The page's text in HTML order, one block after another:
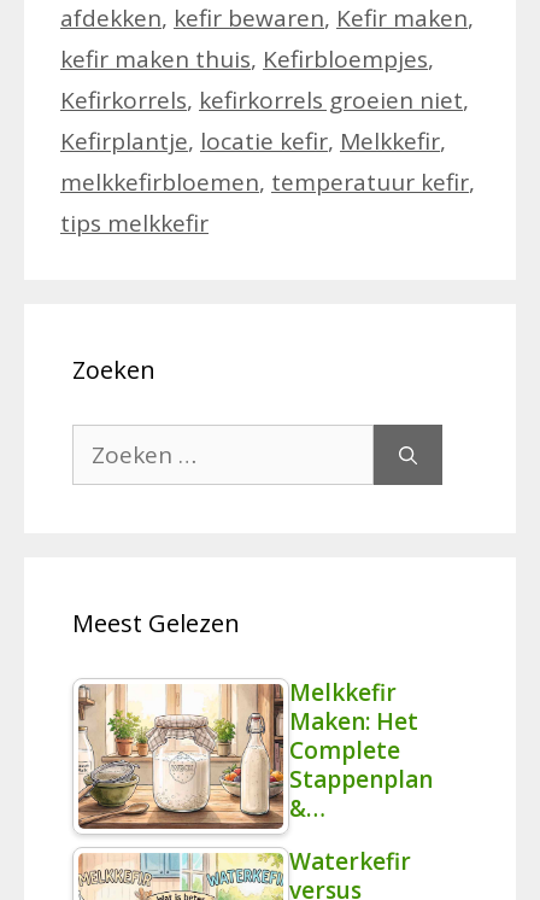
afdekken, kefir bewaren, Kefir maken,
kefir maken thuis, Kefirbloempjes,
Kefirkorrels, kefirkorrels groeien niet,
Kefirplantje, locatie kefir, Melkkefir,
melkkefirbloemen, temperatuur kefir,
tips melkkefir
Zoeken
Zoek
Meest Gelezen
Melkkefir
Maken: Het
Complete
Stappenplan
&…
Waterkefir
versus